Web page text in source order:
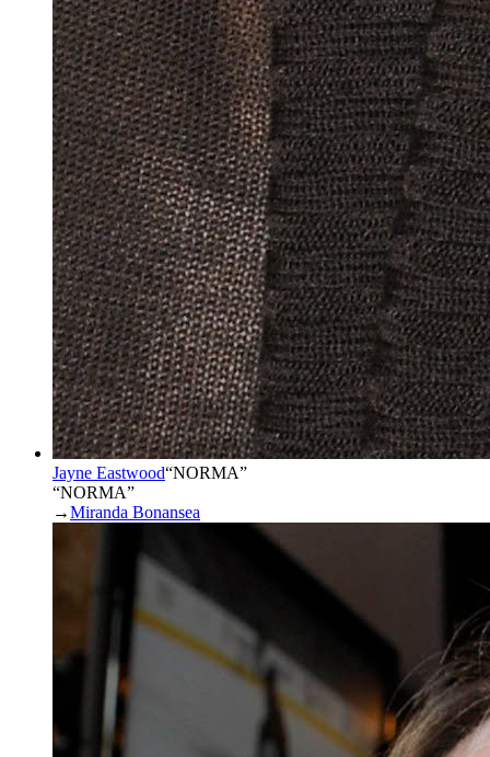
Jayne Eastwood“NORMA”
“NORMA”
→Miranda Bonansea